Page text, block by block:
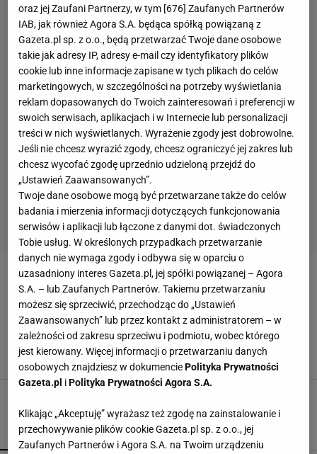
CALISTA FLOCKHART
Miłość swojego życia poznał mając 59 lat. Dziś
Harrison Ford dzieli się sekretem 20-letniego
związku
Alicja Wójcik, 11 LISTOPADA 2022, 19:20
POPULARNE NAJNOWSZE
oraz jej Zaufani Partnerzy, w tym [ 676 ] Zaufanych Partnerów
IAB, jak również Agora S.A. będąca spółką powiązaną z
Gazeta.pl sp. z o.o., będą przetwarzać Twoje dane osobowe
takie jak adresy IP, adresy e-mail czy identyfikatory plików
cookie lub inne informacje zapisane w tych plikach do celów
marketingowych, w szczególności na potrzeby wyświetlania
reklam dopasowanych do Twoich zainteresowań i preferencji w
swoich serwisach, aplikacjach i w Internecie lub personalizacji
treści w nich wyświetlanych. Wyrażenie zgody jest dobrowolne.
Jeśli nie chcesz wyrazić zgody, chcesz ograniczyć jej zakres lub
chcesz wycofać zgodę uprzednio udzieloną przejdź do
„Ustawień Zaawansowanych”.
Twoje dane osobowe mogą być przetwarzane także do celów
badania i mierzenia informacji dotyczących funkcjonowania
serwisów i aplikacji lub łączone z danymi dot. świadczonych
Tobie usług. W określonych przypadkach przetwarzanie
danych nie wymaga zgody i odbywa się w oparciu o
uzasadniony interes Gazeta.pl, jej spółki powiązanej – Agora
S.A. – lub Zaufanych Partnerów. Takiemu przetwarzaniu
możesz się sprzeciwić, przechodząc do „Ustawień
Zaawansowanych” lub przez kontakt z administratorem – w
zależności od zakresu sprzeciwu i podmiotu, wobec którego
jest kierowany. Więcej informacji o przetwarzaniu danych
osobowych znajdziesz w dokumencie Polityka Prywatności
Gazeta.pl i Polityka Prywatności Agora S.A.
Klikając „Akceptuję” wyrażasz też zgodę na zainstalowanie i
przechowywanie plików cookie Gazeta.pl sp. z o.o., jej
Zaufanych Partnerów i Agora S.A. na Twoim urządzeniu